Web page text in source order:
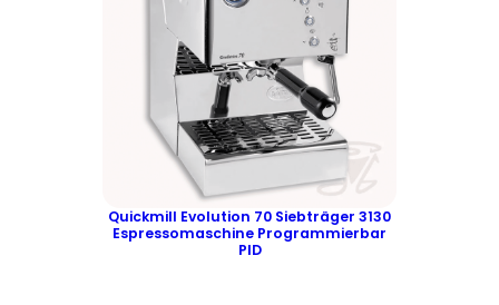
Quickmill Evolution 70 Siebträger 3130
Espressomaschine Programmierbar
PID